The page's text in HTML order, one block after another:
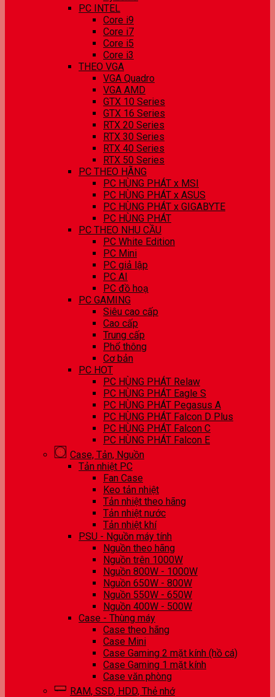
PC INTEL
Core i9
Core i7
Core i5
Core i3
THEO VGA
VGA Quadro
VGA AMD
GTX 10 Series
GTX 16 Series
RTX 20 Series
RTX 30 Series
RTX 40 Series
RTX 50 Series
PC THEO HÃNG
PC HÙNG PHÁT x MSI
PC HÙNG PHÁT x ASUS
PC HÙNG PHÁT x GIGABYTE
PC HÙNG PHÁT
PC THEO NHU CẦU
PC White Edition
PC Mini
PC giả lập
PC AI
PC đồ hoạ
PC GAMING
Siêu cao cấp
Cao cấp
Trung cấp
Phổ thông
Cơ bản
PC HOT
PC HÙNG PHÁT Relaw
PC HÙNG PHÁT Eagle S
PC HÙNG PHÁT Pegasus A
PC HÙNG PHÁT Falcon D Plus
PC HÙNG PHÁT Falcon C
PC HÙNG PHÁT Falcon E
Case, Tản, Nguồn
Tản nhiệt PC
Fan Case
Keo tản nhiệt
Tản nhiệt theo hãng
Tản nhiệt nước
Tản nhiệt khí
PSU - Nguồn máy tính
Nguồn theo hãng
Nguồn trên 1000W
Nguồn 800W - 1000W
Nguồn 650W - 800W
Nguồn 550W - 650W
Nguồn 400W - 500W
Case - Thùng máy
Case theo hãng
Case Mini
Case Gaming 2 mặt kính (hồ cá)
Case Gaming 1 mặt kính
Case văn phòng
RAM, SSD, HDD, Thẻ nhớ